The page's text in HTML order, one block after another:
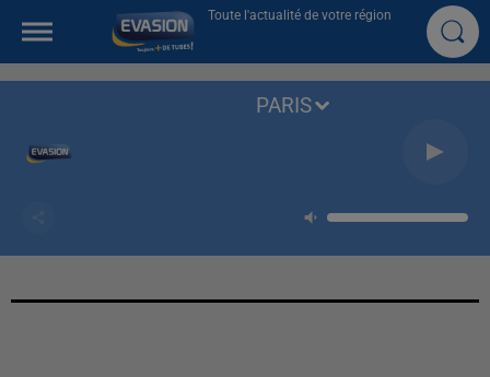
Toute l'actualité de votre région
PARIS